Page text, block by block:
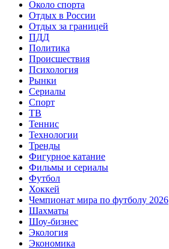
Около спорта
Отдых в России
Отдых за границей
ПДД
Политика
Происшествия
Психология
Рынки
Сериалы
Спорт
ТВ
Теннис
Технологии
Тренды
Фигурное катание
Фильмы и сериалы
Футбол
Хоккей
Чемпионат мира по футболу 2026
Шахматы
Шоу-бизнес
Экология
Экономика